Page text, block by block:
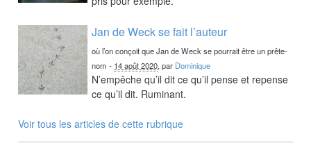
Jan de Weck se fait l’auteur
où l’on conçoit que Jan de Weck se pourrait être un prête-
nom - 14 août 2020, par Dominique
N’empêche qu’il dit ce qu’il pense et repense
ce qu’il dit. Ruminant.
Voir tous les articles de cette rubrique